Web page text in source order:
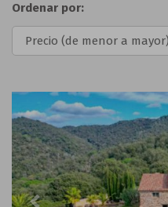
Ordenar por:
Previous